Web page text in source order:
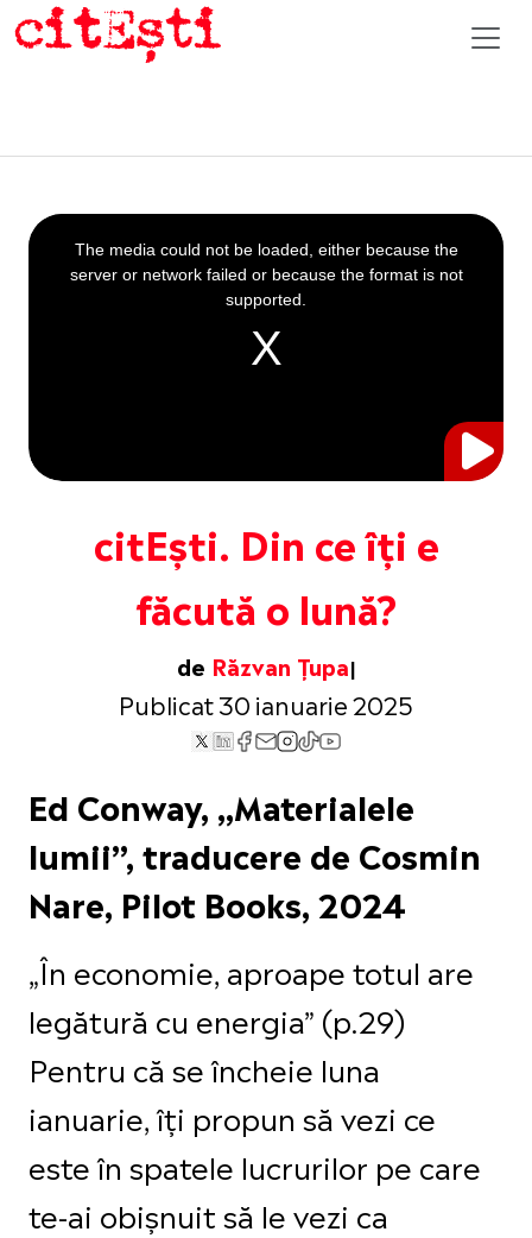
citEști. Din ce îți e
făcută o lună?
de Răzvan Țupa
Publicat 30 ianuarie 2025
This
is
a
The media could not be loaded, either because the
server or network failed or because the format is not
supported.
Ed Conway, „Materialele
lumii”, traducere de Cosmin
Nare, Pilot Books, 2024
„În economie, aproape totul are
legătură cu energia” (p.29)
Pentru că se încheie luna
ianuarie, îți propun să vezi ce
este în spatele lucrurilor pe care
te-ai obișnuit să le vezi ca